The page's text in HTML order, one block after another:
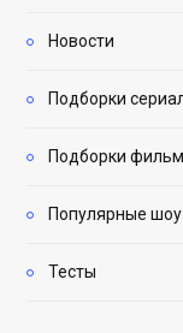
Новости
Подборки
Подборки
Популярные шоу
Тесты